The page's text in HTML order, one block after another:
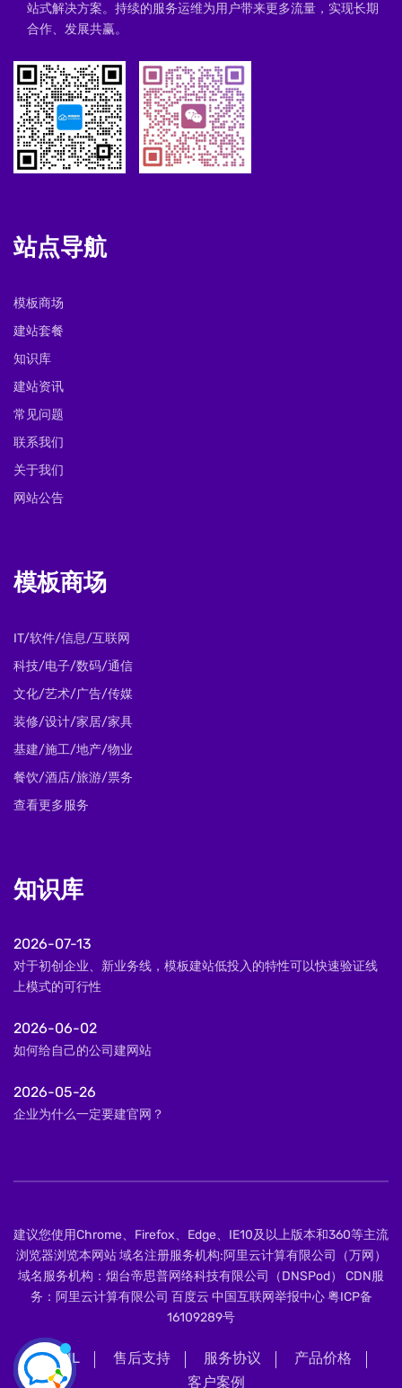
站式解决方案。持续的服务运维为用户带来更多流量，实现长期
合作、发展共赢。
站点导航
模板商场
建站套餐
知识库
建站资讯
常见问题
联系我们
关于我们
网站公告
模板商场
IT/软件/信息/互联网
科技/电子/数码/通信
文化/艺术/广告/传媒
装修/设计/家居/家具
基建/施工/地产/物业
餐饮/酒店/旅游/票务
查看更多服务
知识库
2026-07-13
对于初创企业、新业务线，模板建站低投入的特性可以快速验证线
上模式的可行性
2026-06-02
如何给自己的公司建网站
2026-05-26
企业为什么一定要建官网？
建议您使用Chrome、Firefox、Edge、IE10及以上版本和360等主流
浏览器浏览本网站 域名注册服务机构:阿里云计算有限公司（万网）
域名服务机构：烟台帝思普网络科技有限公司（DNSPod） CDN服
务：阿里云计算有限公司 百度云 中国互联网举报中心粤ICP备
16109289号
XML 售后支持 服务协议
产品价格
客户案例